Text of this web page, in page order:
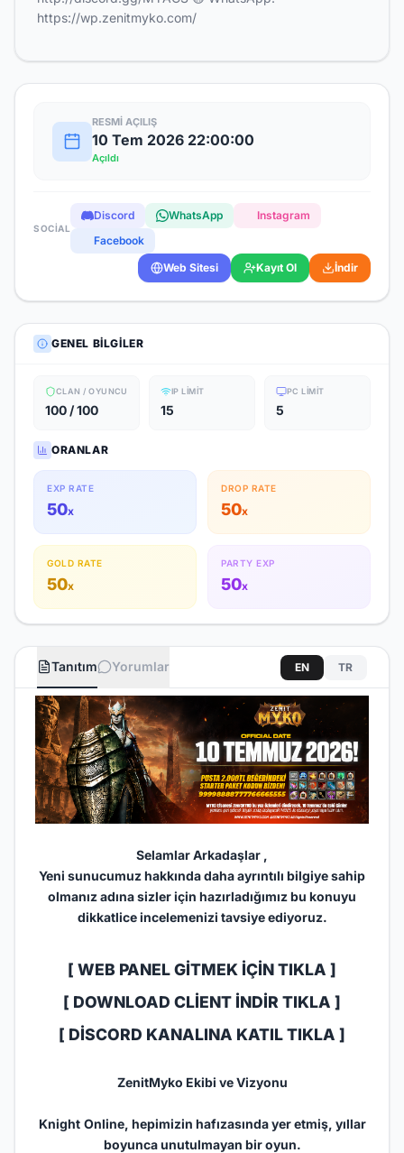
https://wp.zenitmyko.com/
RESMI AÇILIŞ
10 Tem 2026 22:00:00
Açıldı
SOCIAL
Discord WhatsApp
Instagram
Facebook
Web Sitesi
Kayıt Ol İndir
GENEL BILGILER
CLAN / OYUNCU
100 / 100
IP LIMIT
15
PC LIMIT
5
ORANLAR
EXP RATE
50x
DROP RATE
50x
GOLD RATE
50x
PARTY EXP
50x
Tanıtım Yorumlar EN TR
Selamlar Arkadaşlar ,
Yeni sunucumuz hakkında daha ayrıntılı bilgiye sahip
olmanız adına sizler için hazırladığımız bu konuyu
dikkatlice incelemenizi tavsiye ediyoruz.
[ WEB PANEL GİTMEK İÇİN TIKLA ]
[ DOWNLOAD CLİENT İNDİR TIKLA ]
[ DİSCORD KANALINA KATIL TIKLA ]
ZenitMyko Ekibi ve Vizyonu
Knight Online, hepimizin hafızasında yer etmiş, yıllar
boyunca unutulmayan bir oyun.